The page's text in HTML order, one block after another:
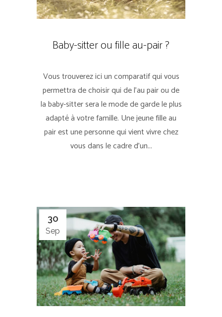
Baby-sitter ou fille au-pair ?
Vous trouverez ici un comparatif qui vous
permettra de choisir qui de l'au pair ou de
la baby-sitter sera le mode de garde le plus
adapté à votre famille. Une jeune fille au
pair est une personne qui vient vivre chez
vous dans le cadre d'un...
30
Sep